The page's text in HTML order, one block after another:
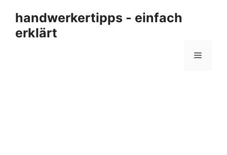
Inhalt
springen
handwerkertipps - einfach
erklärt
Menü